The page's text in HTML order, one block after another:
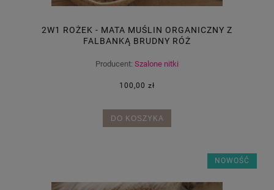
2W1 ROŻEK - MATA MUŚLIN ORGANICZNY Z
FALBANKĄ BRUDNY RÓŻ
Producent: Szalone nitki
100,00 zł
DO KOSZYKA
NOWOŚĆ